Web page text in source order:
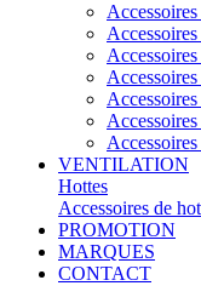
VENTILATION
Hottes
Accessoires de
PROMOTION
MARQUES
CONTACT